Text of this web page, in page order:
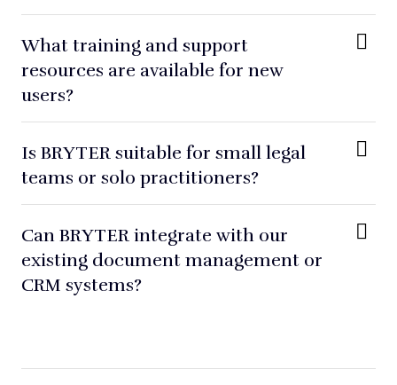
What training and support
resources are available for new
users?
Is BRYTER suitable for small legal
teams or solo practitioners?
Can BRYTER integrate with our
existing document management or
CRM systems?